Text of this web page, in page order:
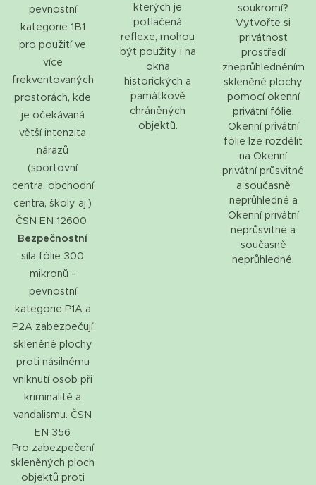
pevnostní
kategorie 1B1
pro použití ve
více
frekventovaných
prostorách, kde
je očekávaná
větší intenzita
nárazů
(sportovní
centra, obchodní
centra, školy aj.)
ČSN EN 12600
Bezpečnostní
síla fólie 300
mikronů -
pevnostní
kategorie P1A a
P2A zabezpečují
skleněné plochy
proti násilnému
vniknutí osob při
kriminalitě a
vandalismu. ČSN
EN 356
Pro zabezpečení
skleněných ploch
objektů proti
kterých je
potlačená
reflexe, mohou
být použity i na
okna
historických a
památkově
chráněných
objektů.
soukromí?
Vytvořte si
privátnost
prostředí
zneprůhledněním
skleněné plochy
pomocí okenní
privátní fólie.
Okenní privátní
fólie lze rozdělit
na Okenní
privátní průsvitné
a současně
neprůhledné a
Okenní privátní
neprůsvitné a
současně
neprůhledné.